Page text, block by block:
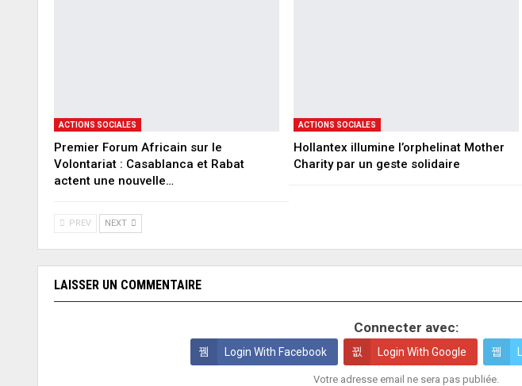
ACTIONS SOCIALES
Premier Forum Africain sur le
Volontariat : Casablanca et Rabat
actent une nouvelle…
ACTIONS SOCIALES
Hollantex illumine l’orphelinat Mother
Charity par un geste solidaire
PREV NEXT
LAISSER UN COMMENTAIRE
Connecter avec:
Login With Facebook Login With Google
Votre adresse email ne sera pas publiée.